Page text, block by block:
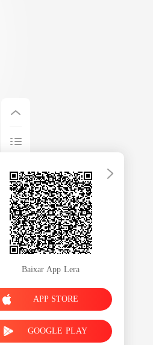
Baixar App Lera
APP STORE
GOOGLE PLAY